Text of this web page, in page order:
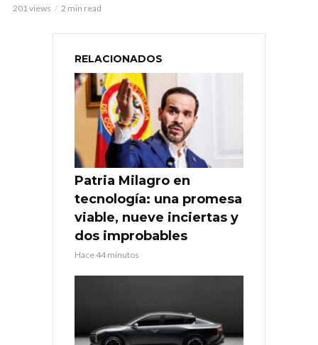
201 views 2 min read
RELACIONADOS
Patria Milagro en
tecnología: una promesa
viable, nueve inciertas y
dos improbables
Hace 44 minutos